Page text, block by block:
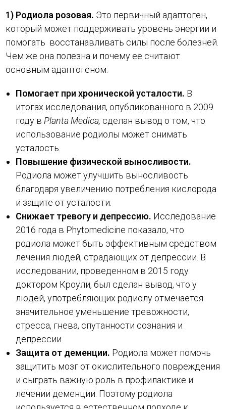
1) Родиола розовая. Это первичный адаптоген,
который может поддерживать уровень энергии и
помогать восстанавливать силы после болезней.
Чем же она полезна и почему ее считают
основным адаптогеном:
Помогает при хронической усталости. В
итогах исследования, опубликованного в 2009
году в Planta Medica, сделан вывод о том, что
использование родиолы может снимать
усталость.
Повышение физической выносливости.
Родиола может улучшить выносливость
благодаря увеличению потребления кислорода
и защите от усталости.
Снижает тревогу и депрессию. Исследование
2016 года в Phytomedicine показало, что
родиола может быть эффективным средством
лечения людей, страдающих от депрессии. В
исследовании, проведенном в 2015 году
доктором Кроули, был сделан вывод, что у
людей, употребляющих родиолу отмечается
значительное уменьшение тревожности,
стресса, гнева, спутанности сознания и
депрессии.
Защита от деменции. Родиола может помочь
защитить мозг от окислительного повреждения
и сыграть важную роль в профилактике и
лечении деменции. Поэтому родиола